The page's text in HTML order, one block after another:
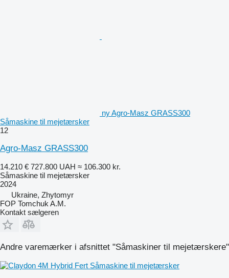
ny Agro-Masz GRASS300
Såmaskine til mejetærsker
12
Agro-Masz GRASS300
14.210 € 727.800 UAH ≈ 106.300 kr.
Såmaskine til mejetærsker
2024
Ukraine, Zhytomyr
FOP Tomchuk A.M.
Kontakt sælgeren
Andre varemærker i afsnittet "Såmaskiner til mejetærskere"